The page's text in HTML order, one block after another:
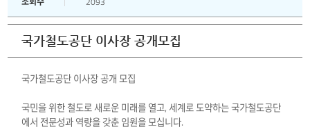
국가철도공단 이사장 공개모집
국가철도공단 이사장 공개 모집
국민을 위한 철도로 새로운 미래를 열고, 세계로 도약하는 국가철도공단
에서 전문성과 역량을 갖춘 임원을 모십니다.